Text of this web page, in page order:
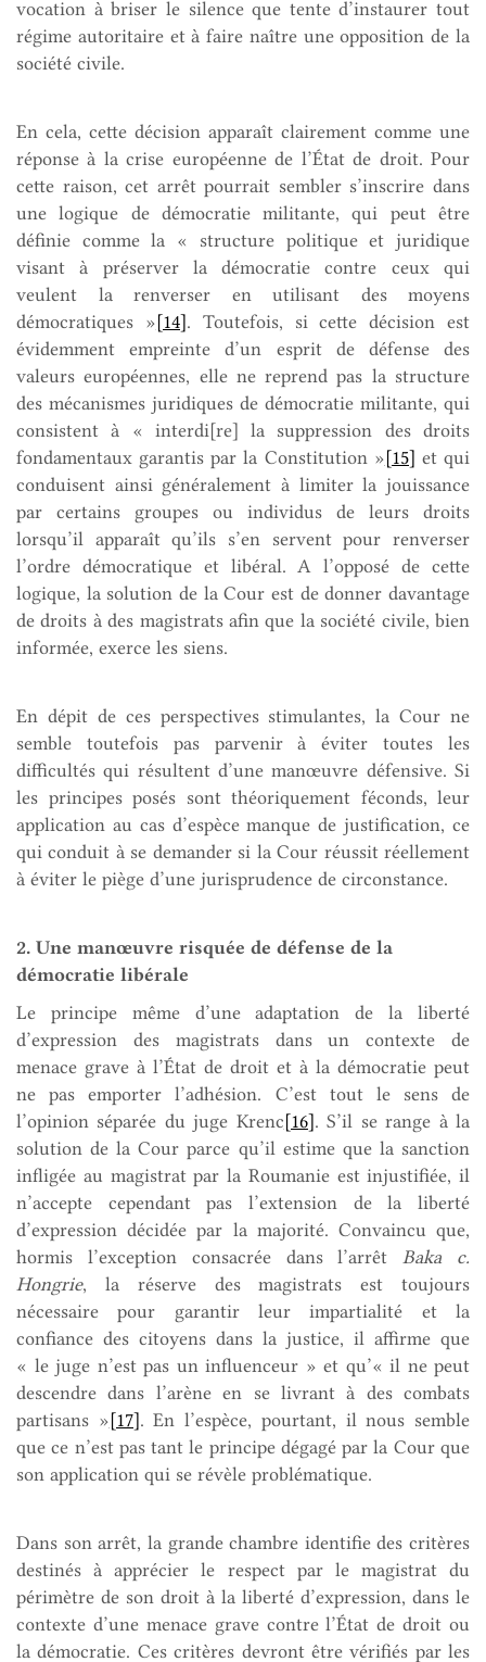
vocation à briser le silence que tente d’instaurer tout
régime autoritaire et à faire naître une opposition de la
société civile.
En cela, cette décision apparaît clairement comme une
réponse à la crise européenne de l’État de droit. Pour
cette raison, cet arrêt pourrait sembler s’inscrire dans
une logique de démocratie militante, qui peut être
définie comme la « structure politique et juridique
visant à préserver la démocratie contre ceux qui
veulent la renverser en utilisant des moyens
démocratiques »[14]. Toutefois, si cette décision est
évidemment empreinte d’un esprit de défense des
valeurs européennes, elle ne reprend pas la structure
des mécanismes juridiques de démocratie militante, qui
consistent à « interdi[re] la suppression des droits
fondamentaux garantis par la Constitution »[15] et qui
conduisent ainsi généralement à limiter la jouissance
par certains groupes ou individus de leurs droits
lorsqu’il apparaît qu’ils s’en servent pour renverser
l’ordre démocratique et libéral. A l’opposé de cette
logique, la solution de la Cour est de donner davantage
de droits à des magistrats afin que la société civile, bien
informée, exerce les siens.
En dépit de ces perspectives stimulantes, la Cour ne
semble toutefois pas parvenir à éviter toutes les
difficultés qui résultent d’une manœuvre défensive. Si
les principes posés sont théoriquement féconds, leur
application au cas d’espèce manque de justification, ce
qui conduit à se demander si la Cour réussit réellement
à éviter le piège d’une jurisprudence de circonstance.
2. Une manœuvre risquée de défense de la
démocratie libérale
Le principe même d’une adaptation de la liberté
d’expression des magistrats dans un contexte de
menace grave à l’État de droit et à la démocratie peut
ne pas emporter l’adhésion. C’est tout le sens de
l’opinion séparée du juge Krenc[16]. S’il se range à la
solution de la Cour parce qu’il estime que la sanction
infligée au magistrat par la Roumanie est injustifiée, il
n’accepte cependant pas l’extension de la liberté
d’expression décidée par la majorité. Convaincu que,
hormis l’exception consacrée dans l’arrêt Baka c.
Hongrie, la réserve des magistrats est toujours
nécessaire pour garantir leur impartialité et la
confiance des citoyens dans la justice, il affirme que
« le juge n’est pas un influenceur » et qu’« il ne peut
descendre dans l’arène en se livrant à des combats
partisans »[17]. En l’espèce, pourtant, il nous semble
que ce n’est pas tant le principe dégagé par la Cour que
son application qui se révèle problématique.
Dans son arrêt, la grande chambre identifie des critères
destinés à apprécier le respect par le magistrat du
périmètre de son droit à la liberté d’expression, dans le
contexte d’une menace grave contre l’État de droit ou
la démocratie. Ces critères devront être vérifiés par les